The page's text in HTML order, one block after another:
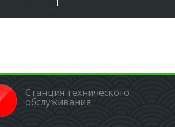
Станция технического
обслуживания